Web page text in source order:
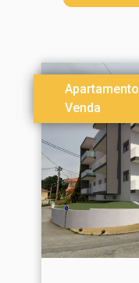
Apartamento
Venda